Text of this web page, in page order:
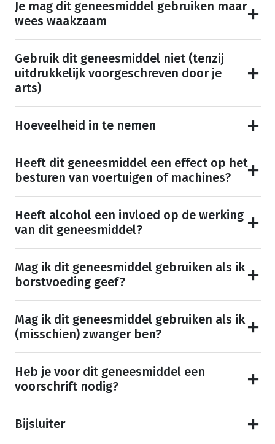
Je mag dit geneesmiddel gebruiken maar
wees waakzaam
Gebruik dit geneesmiddel niet (tenzij
uitdrukkelijk voorgeschreven door je
arts)
Hoeveelheid in te nemen
Heeft dit geneesmiddel een effect op het
besturen van voertuigen of machines?
Heeft alcohol een invloed op de werking
van dit geneesmiddel?
Mag ik dit geneesmiddel gebruiken als ik
borstvoeding geef?
Mag ik dit geneesmiddel gebruiken als ik
(misschien) zwanger ben?
Heb je voor dit geneesmiddel een
voorschrift nodig?
Bijsluiter